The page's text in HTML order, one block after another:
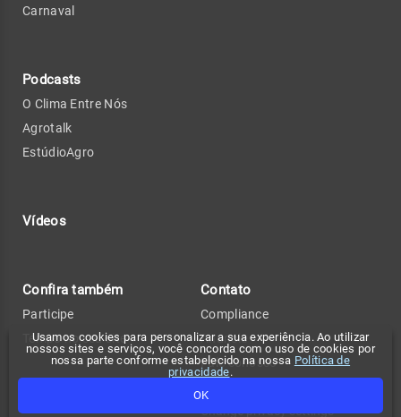
Usamos cookies para personalizar a sua experiência. Ao utilizar
nossos sites e serviços, você concorda com o uso de cookies por
nossa parte conforme estabelecido na nossa Política de
privacidade.
OK
Carnaval
Podcasts
O Clima Entre Nós
Agrotalk
EstúdioAgro
Vídeos
Confira também
Participe
Tempo no seu site
Contato
Compliance
Anuncie
Fale conosco
Change privacy settings